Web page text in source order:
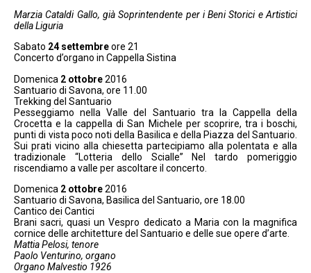
Marzia Cataldi Gallo, già Soprintendente per i Beni Storici e Artistici
della Liguria
Sabato 24 settembreore 21
Concerto d’organo in Cappella Sistina
Domenica 2 ottobre2016
Santuario di Savona, ore 11.00
Trekking del Santuario
Pesseggiamo nella Valle del Santuario tra la Cappella della
Crocetta e la cappella di San Michele per scoprire, tra i boschi,
punti di vista poco noti della Basilica e della Piazza del Santuario.
Sui prati vicino alla chiesetta partecipiamo alla polentata e alla
tradizionale “Lotteria dello Scialle” Nel tardo pomeriggio
riscendiamo a valle per ascoltare il concerto.
Domenica 2 ottobre2016
Santuario di Savona, Basilica del Santuario, ore 18.00
Cantico dei Cantici
Brani sacri, quasi un Vespro dedicato a Maria con la magnifica
cornice delle architetture del Santuario e delle sue opere d’arte.
Mattia Pelosi, tenore
Paolo Venturino, organo
Organo Malvestio 1926